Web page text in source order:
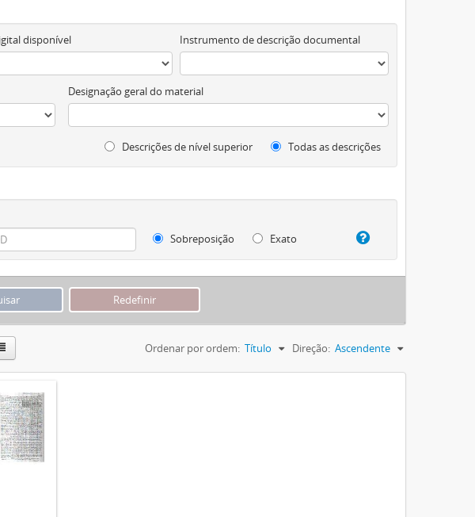
disponível Instrumento de descrição documental
Designação geral do material
Descrições de nível superior Todas as descrições
Sobreposição
Exato
Ordenar por ordem: Título Direção: Ascendente